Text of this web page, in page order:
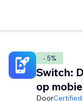
- 5%
Switch:
op
Door